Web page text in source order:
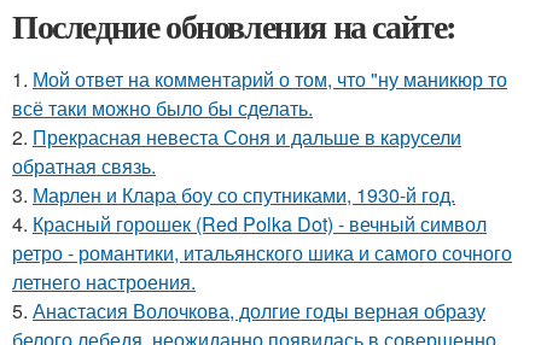
Последние обновления на сайте:
1. Мой ответ на комментарий о том, что "ну маникюр то
всё таки можно было бы сделать.
2. Прекрасная невеста Соня и дальше в карусели
обратная связь.
3. Марлен и Клара боу со спутниками, 1930-й год.
4. Красный горошек (Red Polka Dot) - вечный символ
ретро - романтики, итальянского шика и самого сочного
летнего настроения.
5. Анастасия Волочкова, долгие годы верная образу